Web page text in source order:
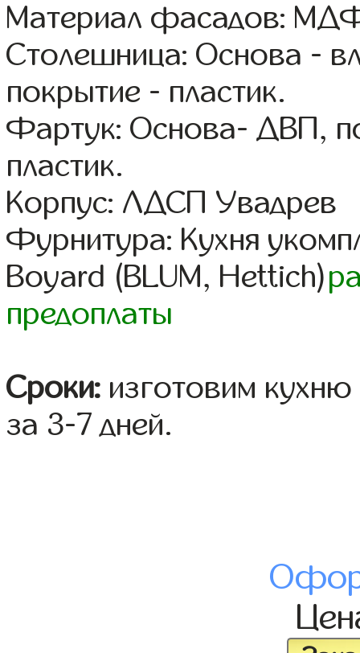
Материал фасадов:
Столешница: Основа -
покрытие - пластик.
Фартук: Основа- ДВП,
пластик.
Корпус: ЛДСП Увадрев
Фурнитура: Кухня
Boyard (BLUM, Hettich)
предоплаты
Сроки: изготовим
за 3-7 дней.